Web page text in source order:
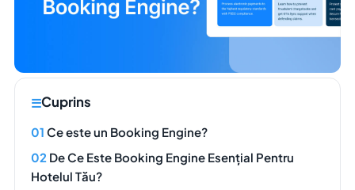
Cuprins
Ce este un Booking Engine?
De Ce Este Booking Engine Esențial Pentru
Hotelul Tău?